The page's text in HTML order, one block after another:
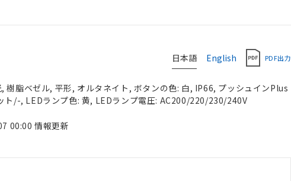
日本語 English PDF出力
樹脂ベゼル, 平形, オルタネイト, ボタンの色: 白, IP66, プッシュインPlus
ト/-, LEDランプ色: 黄, LEDランプ電圧: AC200/220/230/240V
00:00 情報更新